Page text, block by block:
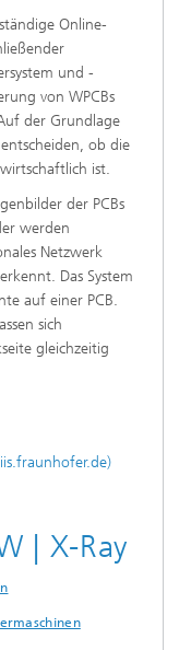
Online-
und -
von WPCBs
der Grundlage
ob die
ist.
der PCBs
werden
Netzwerk
Das System
auf einer PCB.
sich
gleichzeitig
| X-Ray